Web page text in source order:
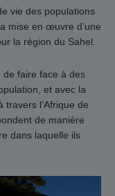
vie des populations
mise en œuvre d’une
la région du Sahel.
de faire face à des
et avec la
l’Afrique de
de manière
dans laquelle ils